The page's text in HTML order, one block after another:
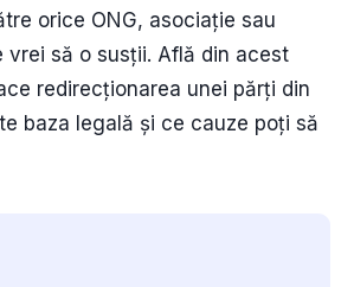
orice ONG, asociație sau
vrei să o susții. Află din acest
redirecționarea unei părți din
baza legală și ce cauze poți să